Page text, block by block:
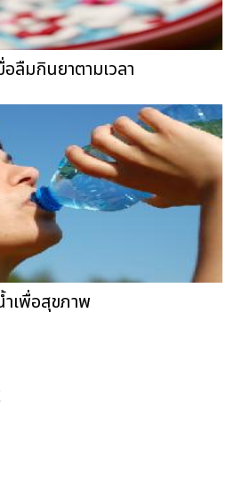
ลืมกินยาตามเวลา
ำเพื่อสุขภาพ